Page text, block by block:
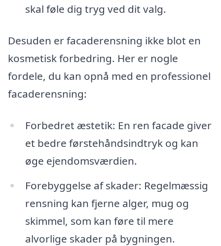
skal føle dig tryg ved dit valg.
Desuden er facaderensning ikke blot en
kosmetisk forbedring. Her er nogle
fordele, du kan opnå med en professionel
facaderensning:
Forbedret æstetik: En ren facade giver
et bedre førstehåndsindtryk og kan
øge ejendomsværdien.
Forebyggelse af skader: Regelmæssig
rensning kan fjerne alger, mug og
skimmel, som kan føre til mere
alvorlige skader på bygningen.